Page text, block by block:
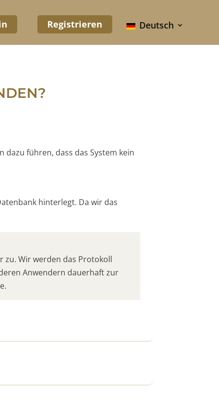
Registrieren Deutsch
dazu führen, dass das System kein
hinterlegt. Da wir das
zu. Wir werden das Protokoll
Anwendern dauerhaft zur